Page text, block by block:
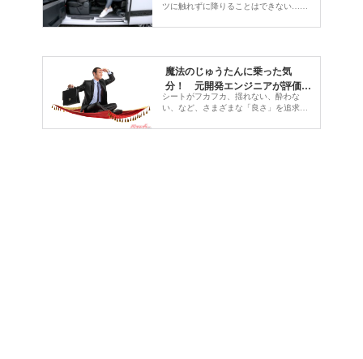
ツに触れずに降りることはできない……
座ります。軽自動車のシートを前席、後
魔法のじゅうたんに乗った気
分！ 元開発エンジニアが評価す
る「乗り心地のいいクルマ」5選
シートがフカフカ、揺れない、酔わな
い、など、さまざまな「良さ」を追求し
能。元自動車開発エンジニアである筆者